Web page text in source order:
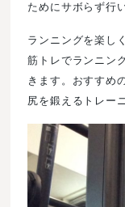
ためにサボらず行
ランニングを楽し
筋トレでランニン
きます。おすすめ
尻を鍛えるトレー